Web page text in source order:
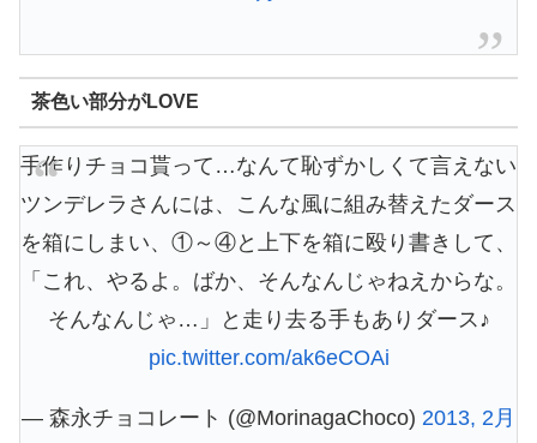
茶色い部分がLOVE
手作りチョコ貰って…なんて恥ずかしくて言えない
ツンデレラさんには、こんな風に組み替えたダース
を箱にしまい、①～④と上下を箱に殴り書きして、
「これ、やるよ。ばか、そんなんじゃねえからな。
そんなんじゃ…」と走り去る手もありダース♪
pic.twitter.com/ak6eCOAi
— 森永チョコレート (@MorinagaChoco) 2013, 2月